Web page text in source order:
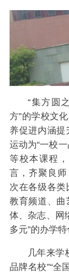
“集方圆
方”的学校文
养促进内涵
运动为“一校
等校本课程
言，齐聚良师
次在各级各类
教育频道、曲
体、杂志、网
多元”的办学特
几年来学
品牌名校”“全